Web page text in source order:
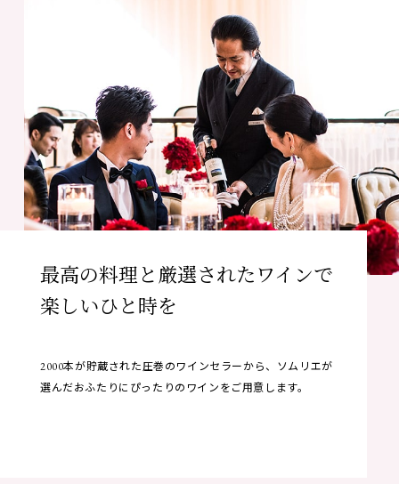
最高の料理と厳選されたワインで
楽しいひと時を
2000本が貯蔵された圧巻のワインセラーから、ソムリエが
選んだおふたりにぴったりのワインをご用意します。